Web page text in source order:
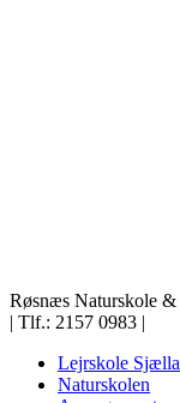
Røsnæs Naturskole
| Tlf.: 2157 0983 |
Lejrskole
Naturskolen